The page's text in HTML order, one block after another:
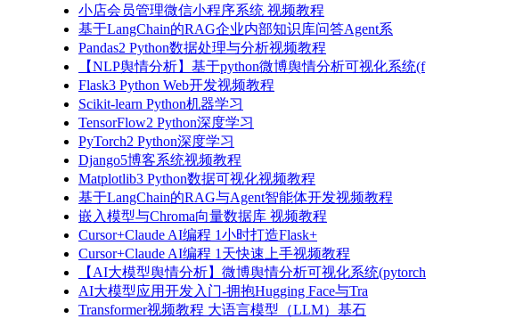
小店会员管理微信小程序系统 视频教程
基于LangChain的RAG企业内部知识库问答Agent系
Pandas2 Python数据处理与分析视频教程
【NLP舆情分析】基于python微博舆情分析可视化系统(f
Flask3 Python Web开发视频教程
Scikit-learn Python机器学习
TensorFlow2 Python深度学习
PyTorch2 Python深度学习
Django5博客系统视频教程
Matplotlib3 Python数据可视化视频教程
基于LangChain的RAG与Agent智能体开发视频教程
嵌入模型与Chroma向量数据库 视频教程
Cursor+Claude AI编程 1小时打造Flask+
Cursor+Claude AI编程 1天快速上手视频教程
【AI大模型舆情分析】微博舆情分析可视化系统(pytorch
AI大模型应用开发入门-拥抱Hugging Face与Tra
Transformer视频教程 大语言模型（LLM）基石